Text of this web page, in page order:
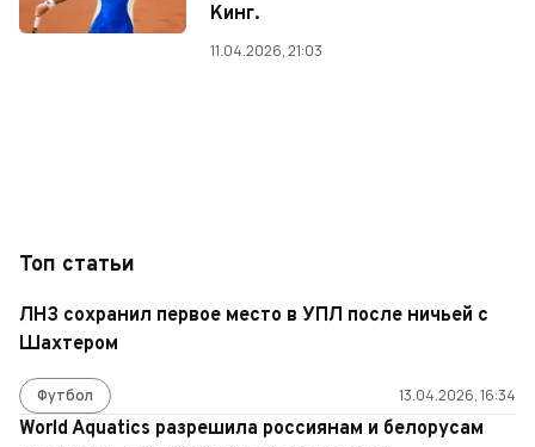
Кинг.
11.04.2026, 21:03
Топ статьи
ЛНЗ сохранил первое место в УПЛ после ничьей с
Шахтером
Футбол 13.04.2026, 16:34
World Aquatics разрешила россиянам и белорусам